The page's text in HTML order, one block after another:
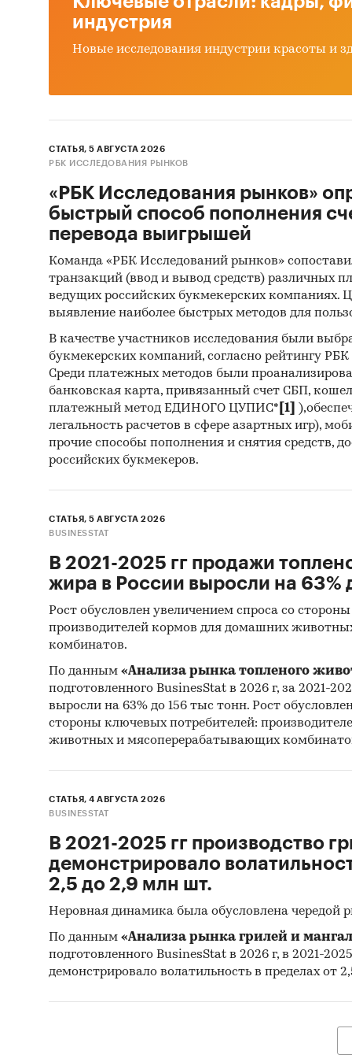
и
7218
январь
В
их
В
индустрия
Новые исследования индустрии красоты и
СТАТЬЯ, 5 АВГУСТА 2026
РБК ИССЛЕДОВАНИЯ РЫНКОВ
«РБК Исследования рынков»
быстрый способ пополнения
перевода выигрышей
Команда «РБК Исследований рынков»
транзакций (ввод и вывод средств) различных
ведущих российских букмекерских компаниях.
выявление наиболее быстрых методов для
В качестве участников исследования были
букмекерских компаний, согласно рейтингу
Среди платежных методов были
банковская карта, привязанный счет СБП,
платежный метод ЕДИНОГО ЦУПИС* [1]
легальность расчетов в сфере азартных игр),
прочие способы пополнения и снятия средств,
российских букмекеров.
СТАТЬЯ, 5 АВГУСТА 2026
BUSINESSTAT
В 2021-2025 гг продажи
жира в России выросли на 63%
Рост обусловлен увеличением спроса со
производителей кормов для домашних
комбинатов.
По данным «Анализа рынка топленого
подготовленного BusinesStat в 2026 г, за 2021-
выросли на 63% до 156 тыс тонн. Рост
стороны ключевых потребителей:
животных и мясоперерабатывающих
СТАТЬЯ, 4 АВГУСТА 2026
BUSINESSTAT
В 2021-2025 гг производство
демонстрировало
2,5 до 2,9 млн шт.
Неровная динамика была обусловлена чередой
По данным «Анализа рынка грилей и
подготовленного BusinesStat в 2026 г, в 2021-
демонстрировало волатильность в пределах от